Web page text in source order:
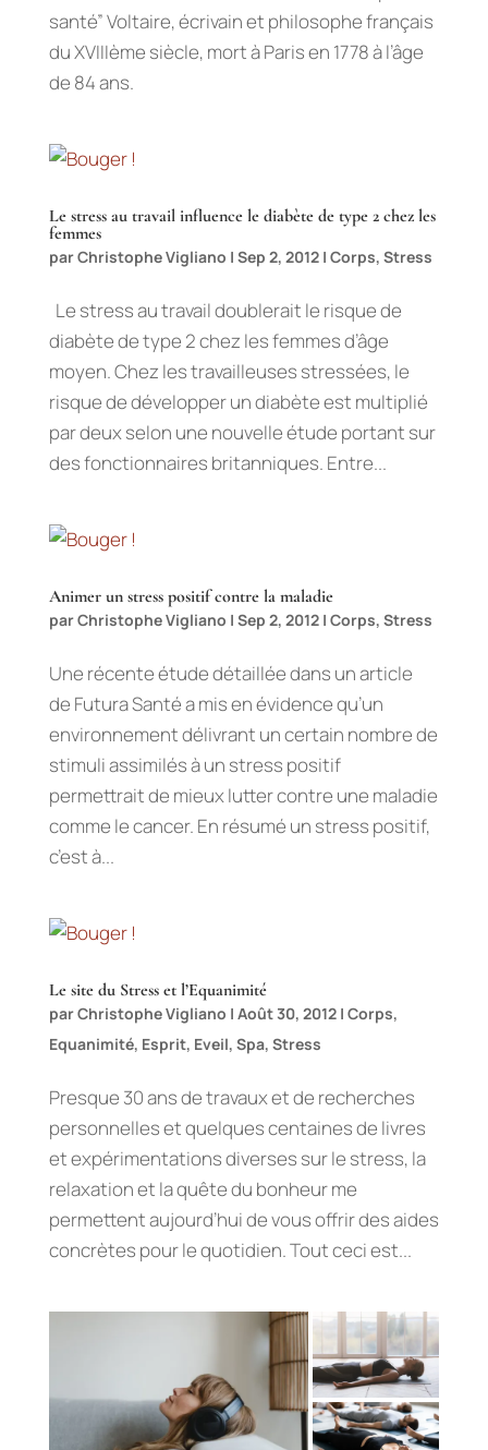
santé” Voltaire, écrivain et philosophe français
du XVIIIème siècle, mort à Paris en 1778 à l’âge
de 84 ans.
Le stress au travail influence le diabète de type 2 chez les
femmes
parChristophe Vigliano | Sep 2, 2012| Corps, Stress
Le stress au travail doublerait le risque de
diabète de type 2 chez les femmes d’âge
moyen. Chez les travailleuses stressées, le
risque de développer un diabète est multiplié
par deux selon une nouvelle étude portant sur
des fonctionnaires britanniques. Entre...
Animer un stress positif contre la maladie
parChristophe Vigliano | Sep 2, 2012| Corps, Stress
Une récente étude détaillée dans un article
de Futura Santé a mis en évidence qu’un
environnement délivrant un certain nombre de
stimuli assimilés à un stress positif
permettrait de mieux lutter contre une maladie
comme le cancer. En résumé un stress positif,
c’est à...
Le site du Stress et l’Equanimité
parChristophe Vigliano | Août 30, 2012| Corps,
Equanimité, Esprit, Eveil, Spa, Stress
Presque 30 ans de travaux et de recherches
personnelles et quelques centaines de livres
et expérimentations diverses sur le stress, la
relaxation et la quête du bonheur me
permettent aujourd’hui de vous offrir des aides
concrètes pour le quotidien. Tout ceci est...